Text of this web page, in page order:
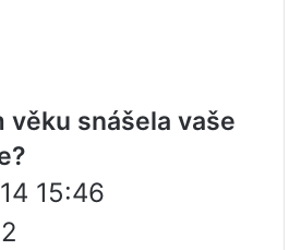
věku snášela vaše
15:46